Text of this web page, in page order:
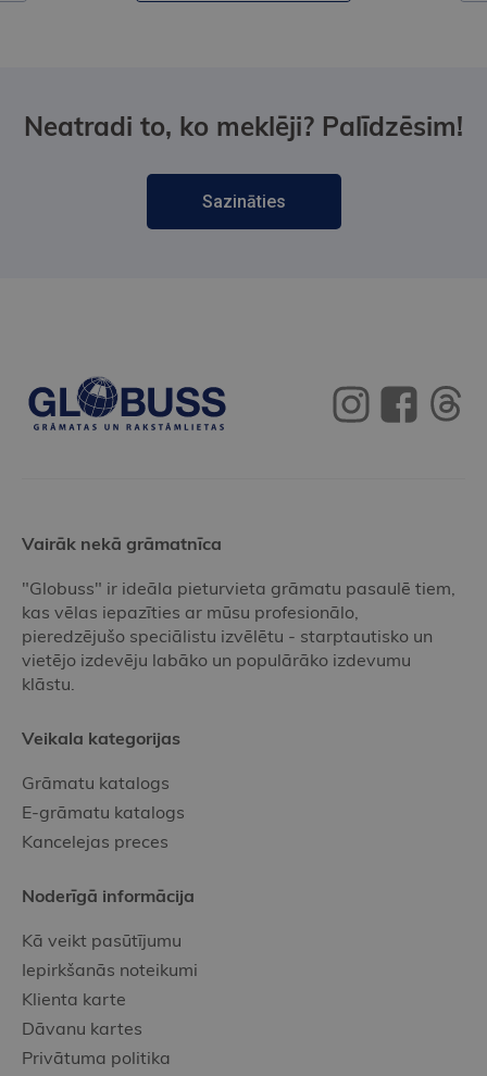
Neatradi to, ko meklēji? Palīdzēsim!
Sazināties
Vairāk nekā grāmatnīca
"Globuss" ir ideāla pieturvieta grāmatu pasaulē tiem,
kas vēlas iepazīties ar mūsu profesionālo,
pieredzējušo speciālistu izvēlētu - starptautisko un
vietējo izdevēju labāko un populārāko izdevumu
klāstu.
Veikala kategorijas
Grāmatu katalogs
E-grāmatu katalogs
Kancelejas preces
Noderīgā informācija
Kā veikt pasūtījumu
Iepirkšanās noteikumi
Klienta karte
Dāvanu kartes
Privātuma politika